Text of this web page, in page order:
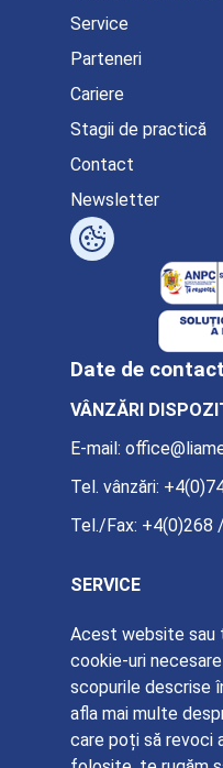
Date de
VÂNZĂRI
E-mail:
Tel. vânzări:
Tel./Fax: +4(0)268
SERVICE
E-mail:
Tel. service:
Service
Parteneri
Cariere
Stagii de practică
Contact
Newsletter
Acest website sau
cookie-uri
scopurile descrise
afla mai multe
care poți să revoci